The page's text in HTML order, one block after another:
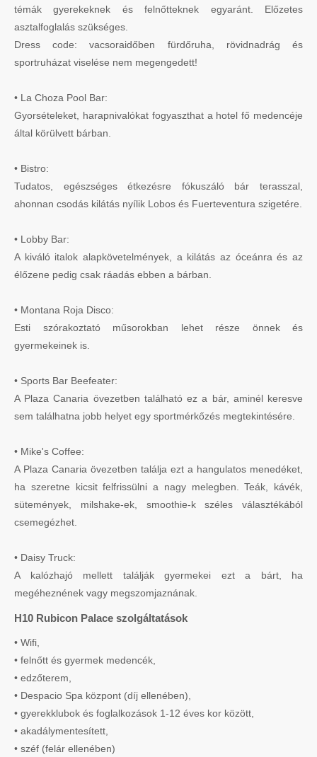
témák gyerekeknek és felnőtteknek egyaránt. Előzetes
asztalfoglalás szükséges.
Dress code: vacsoraidőben fürdőruha, rövidnadrág és
sportruházat viselése nem megengedett!
• La Choza Pool Bar:
Gyorsételeket, harapnivalókat fogyaszthat a hotel fő medencéje
által körülvett bárban.
• Bistro:
Tudatos, egészséges étkezésre fókuszáló bár terasszal,
ahonnan csodás kilátás nyílik Lobos és Fuerteventura szigetére.
• Lobby Bar:
A kiváló italok alapkövetelmények, a kilátás az óceánra és az
élőzene pedig csak ráadás ebben a bárban.
• Montana Roja Disco:
Esti szórakoztató műsorokban lehet része önnek és
gyermekeinek is.
• Sports Bar Beefeater:
A Plaza Canaria övezetben található ez a bár, aminél keresve
sem találhatna jobb helyet egy sportmérkőzés megtekintésére.
• Mike's Coffee:
A Plaza Canaria övezetben találja ezt a hangulatos menedéket,
ha szeretne kicsit felfrissülni a nagy melegben. Teák, kávék,
sütemények, milshake-ek, smoothie-k széles választékából
csemegézhet.
• Daisy Truck:
A kalózhajó mellett találják gyermekei ezt a bárt, ha
megéheznének vagy megszomjaznának.
H10 Rubicon Palace szolgáltatások
• Wifi,
• felnőtt és gyermek medencék,
• edzőterem,
• Despacio Spa központ (díj ellenében),
• gyerekklubok és foglalkozások 1-12 éves kor között,
• akadálymentesített,
• széf (felár ellenében)